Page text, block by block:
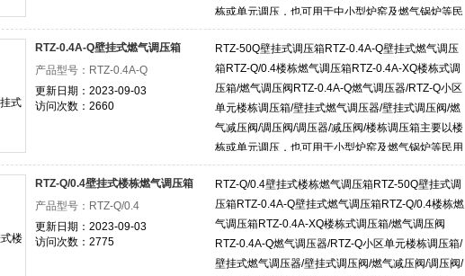
栋或单元调压，也可用于中小型炉窑及燃气锅炉等民
用及工业用户。
RTZ-0.4A-Q壁挂式燃气调压箱
产品型号：RTZ-0.4A-Q
更新日期：2023-09-03
访问次数：2660
RTZ-50Q壁挂式调压箱RTZ-0.4A-Q壁挂式燃气调压
箱RTZ-Q/0.4楼栋燃气调压箱RTZ-0.4A-XQ楼栋式调
压箱/燃气调压阀RTZ-0.4A-Q燃气调压器/RTZ-Q小区
单元楼栋调压箱/壁挂式燃气调压器/壁挂式调压阀/燃
气减压阀/调压阀/调压器/减压阀/楼栋调压箱主要以楼
栋或单元调压，也可用于小型炉窑及燃气锅炉等民用
及工业用户。
RTZ-Q/0.4壁挂式楼栋燃气调压箱
产品型号：RTZ-Q/0.4
更新日期：2023-09-03
访问次数：2775
RTZ-Q/0.4壁挂式楼栋燃气调压箱RTZ-50Q壁挂式调
压箱RTZ-0.4A-Q壁挂式燃气调压箱RTZ-Q/0.4楼栋燃
气调压箱RTZ-0.4A-XQ楼栋式调压箱/燃气调压阀
RTZ-0.4A-Q燃气调压器/RTZ-Q小区单元楼栋调压箱/
壁挂式燃气调压器/壁挂式调压阀/燃气减压阀/调压阀/